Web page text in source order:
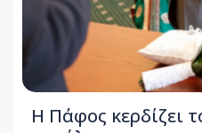
Η Πάφος κερδίζει